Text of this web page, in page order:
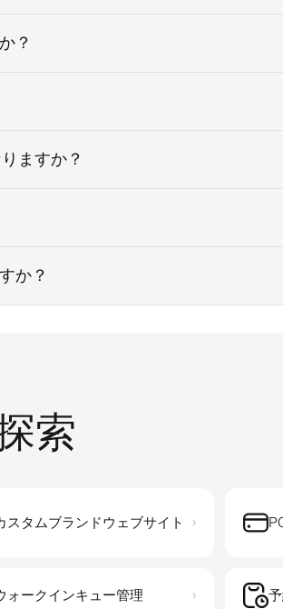
？
ますか？
か？
索
スタムブランドウェブサイト ›
ォークインキュー管理 ›